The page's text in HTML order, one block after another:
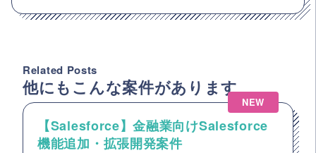
Related Posts
他にもこんな案件があります
NEW
【Salesforce】金融業向けSalesforce
機能追加・拡張開発案件